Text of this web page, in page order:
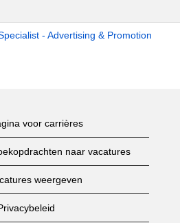
- Advertising & Promotion
voor carrières
naar vacatures
weergeven